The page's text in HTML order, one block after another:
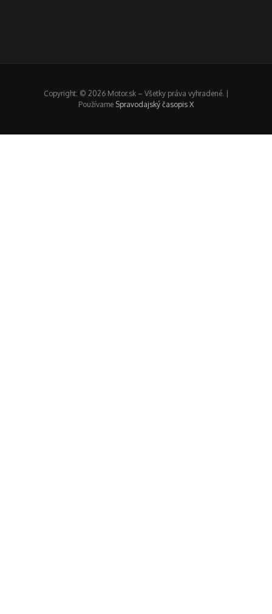
Copyright: © 2026 Motor.sk – Všetky práva vyhradené. |
Používame Spravodajský časopis X